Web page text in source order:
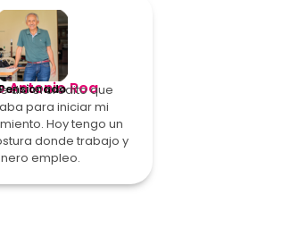
Antonio Roa
dio el crédito que
para iniciar mi
Hoy tengo un
donde trabajo y
empleo.